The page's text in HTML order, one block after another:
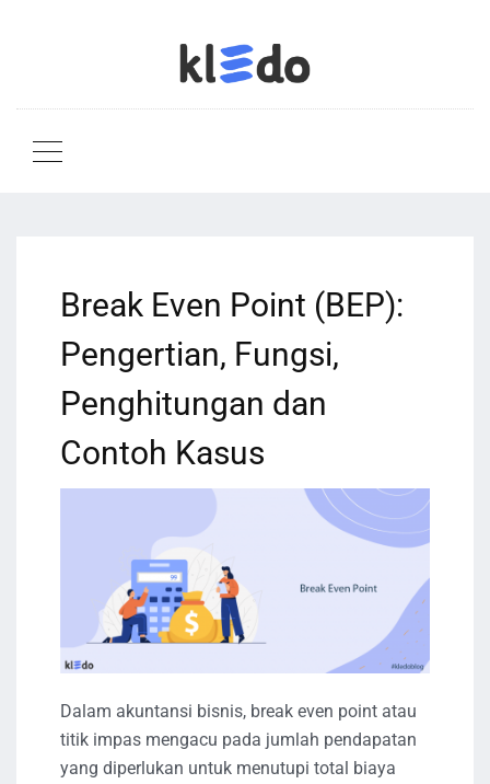
Break Even Point (BEP):
Pengertian, Fungsi,
Penghitungan dan
Contoh Kasus
Dalam akuntansi bisnis, break even point atau
titik impas mengacu pada jumlah pendapatan
yang diperlukan untuk menutupi total biaya